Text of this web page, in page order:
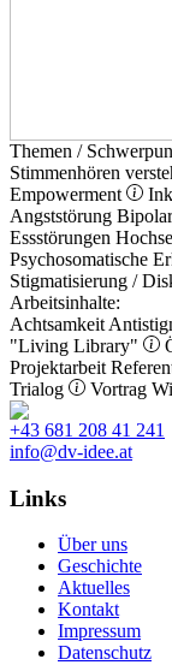
Themen /
Stimmenhören
Empowerment
Angststörung
Essstörungen
Psychosomatische
Stigmatisierung /
Arbeitsinhalte:
Achtsamkeit
"Living Library"
Projektarbeit
Trialog
Vortrag
+43 681 208 41 241
info@dv-idee.at
Links
Über uns
Geschichte
Aktuelles
Kontakt
Impressum
Datenschutz